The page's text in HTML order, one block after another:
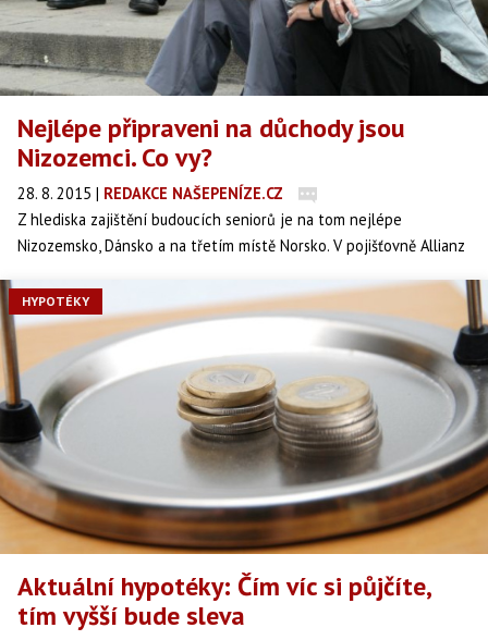
Nejlépe připraveni na důchody jsou
Nizozemci. Co vy?
28. 8. 2015 | REDAKCE NAŠEPENÍZE.CZ
Z hlediska zajištění budoucích seniorů je na tom nejlépe
Nizozemsko, Dánsko a na třetím místě Norsko. V pojišťovně Allianz
na 26. místě.
HYPOTÉKY
Aktuální hypotéky: Čím víc si půjčíte,
tím vyšší bude sleva